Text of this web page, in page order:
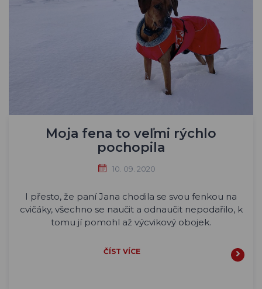
Moja fena to veľmi rýchlo
pochopila
10. 09. 2020
I přesto, že paní Jana chodila se svou fenkou na
cvičáky, všechno se naučit a odnaučit nepodařilo, k
tomu jí pomohl až výcvikový obojek.
ČÍST VÍCE